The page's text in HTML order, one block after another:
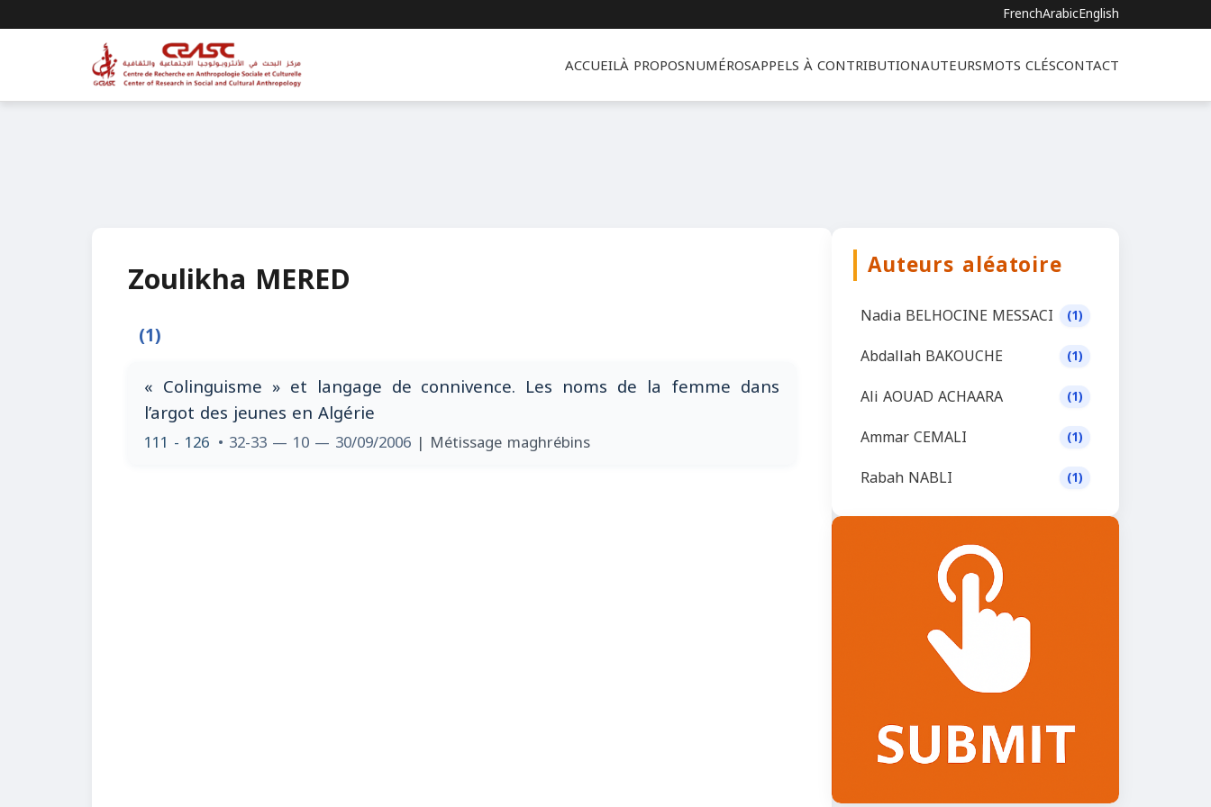
FrenchArabicEnglish
ACCUEILÀ PROPOSNUMÉROSAPPELS À CONTRIBUTIONAUTEURSMOTS CLÉSCONTACT
Zoulikha MERED
(1)
« Colinguisme » et langage de connivence. Les noms de la femme dans
l’argot des jeunes en Algérie
111 - 126 • 32-33 — 10 — 30/09/2006 | Métissage maghrébins
Auteurs aléatoire
Nadia BELHOCINE MESSACI (1)
Abdallah BAKOUCHE (1)
Ali AOUAD ACHAARA (1)
Ammar CEMALI (1)
Rabah NABLI (1)